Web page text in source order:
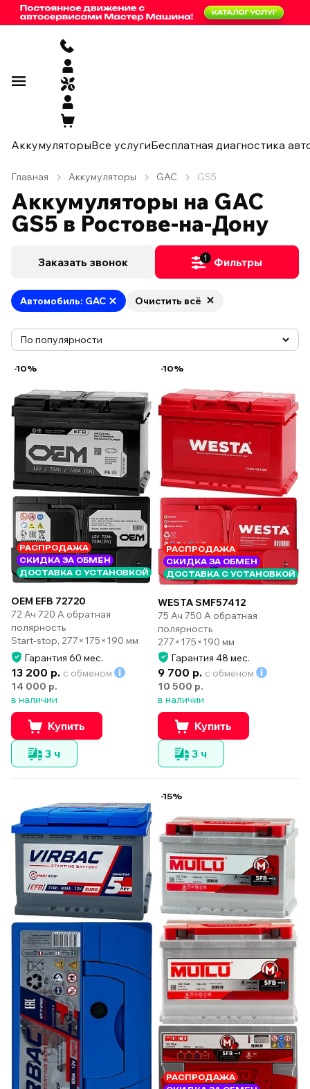
АккумуляторыВсе услугиБесплатная диагностика
Главная Аккумуляторы GAC GS5
Аккумуляторы на GAC
GS5 в Ростове-на-Дону
Заказать звонок 1 Фильтры
Автомобиль: GAC Очистить всё
-10%
РАСПРОДАЖА
СКИДКА ЗА ОБМЕН
ДОСТАВКА С УСТАНОВКОЙ
OEM EFB 72720
72 Ач 720 А обратная
полярность
Start-stop, 277×175×190 мм
Гарантия 60 мес.
13 200 р. с обменом
14 000 р.
в наличии
Купить
3 ч
-10%
РАСПРОДАЖА
СКИДКА ЗА ОБМЕН
ДОСТАВКА С УСТАНОВКОЙ
WESTA SMF57412
75 Ач 750 А обратная
полярность
277×175×190 мм
Гарантия 48 мес.
9 700 р. с обменом
10 500 р.
в наличии
Купить
3 ч
-15%
РАСПРОДАЖА